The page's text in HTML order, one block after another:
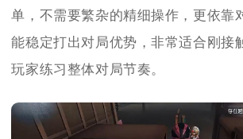
单，不需要繁杂的精细操作，更依靠
能稳定打出对局优势，非常适合刚接
玩家练习整体对局节奏。